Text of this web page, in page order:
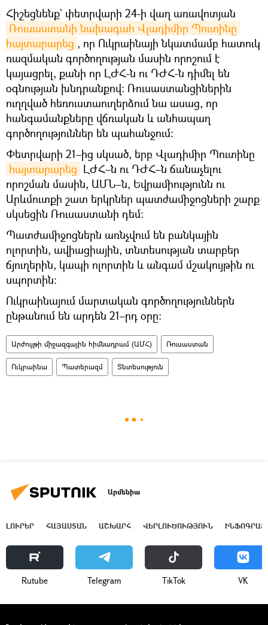
Հիշեցնենք` փետրվարի 24-ի վաղ առավոտյան
Ռուսաստանի նախագահ Վլադիմիր Պուտինը
հայտարարեց , որ Ուկրաինայի նկատմամբ հատուկ
ռազմական գործողության մասին որոշում է
կայացրել, քանի որ ԼԺՀ-ն ու ԴԺՀ-ն դիմել են
օգնության խնդրանքով։ Ռուսաստանցիներին
ուղղված հեռուստաուղերձում նա ասաց, որ
հանգամանքները վճռական և անհապաղ
գործողություններ են պահանջում։
Փետրվարի 21–ից սկսած, երբ Վլադիմիր Պուտինը
հայտարարեց ԼԺՀ–ն ու ԴԺՀ–ն ճանաչելու
որոշման մասին, ԱՄՆ–ն, Եվրամիությունն ու
Արևմուտքի շատ երկրներ պատժամիջոցների շարք
սկսեցին Ռուսաստանի դեմ։
Պատժամիջոցներն առնչվում են բանկային
ոլորտին, ավիացիային, տնտեսության տարբեր
ճյուղերին, կապի ոլորտին և անգամ մշակույթին ու
սպորտին։
Ուկրաինայում մարտական գործողություններն
ընթանում են արդեն 21–րդ օրը։
Արժույթի միջազգային հիմնադրամ (ԱՄՀ) Ռուսաստան
Ուկրաինա Պատերազմ Տնտեսություն
Արմենիա
ԼՈՒՐԵՐ ՀԱՅԱՍՏԱՆ ԱՇԽԱՐՀ ՎԵՐԼՈՒԾՈՒԹՅՈՒՆ
Rutube Telegram ТikТоk VK